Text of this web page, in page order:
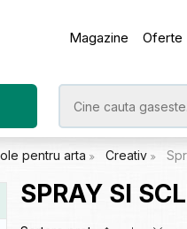
Magazine Oferte
pentru arta Creativ
SPRAY SI